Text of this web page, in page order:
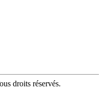
droits réservés.